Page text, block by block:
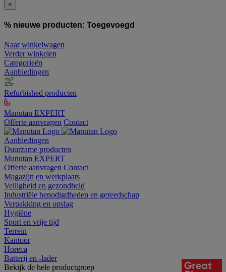
×
% nieuwe producten: Toegevoegd
Naar winkelwagen
Verder winkelen
Categorieën
Aanbiedingen
Refurbished producten
Manutan EXPERT
Offerte aanvragen Contact
Aanbiedingen
Duurzame producten
Manutan EXPERT
Offerte aanvragen Contact
Magazijn en werkplaats
Veiligheid en gezondheid
Industriële benodigdheden en gereedschap
Verpakking en opslag
Hygiëne
Sport en vrije tijd
Terrein
Kantoor
Horeca
Batterij en -lader
Bekijk de hele productgroep